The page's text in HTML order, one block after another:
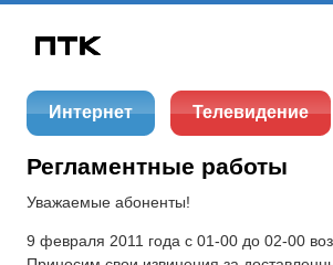
Интернет Телевидение
Регламентные работы
Уважаемые абоненты!
9 февраля 2011 года с 01-00 до 02-00